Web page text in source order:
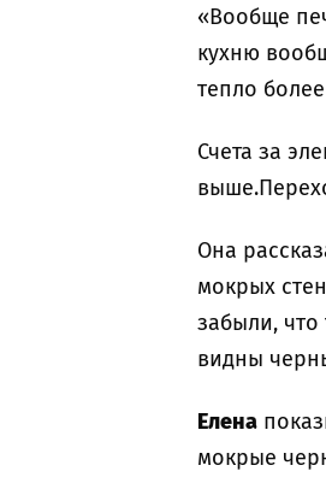
«Вообще
кухню
тепло
Счета за
Она
мокрых
забыли, что
видны
Елена
мокрые